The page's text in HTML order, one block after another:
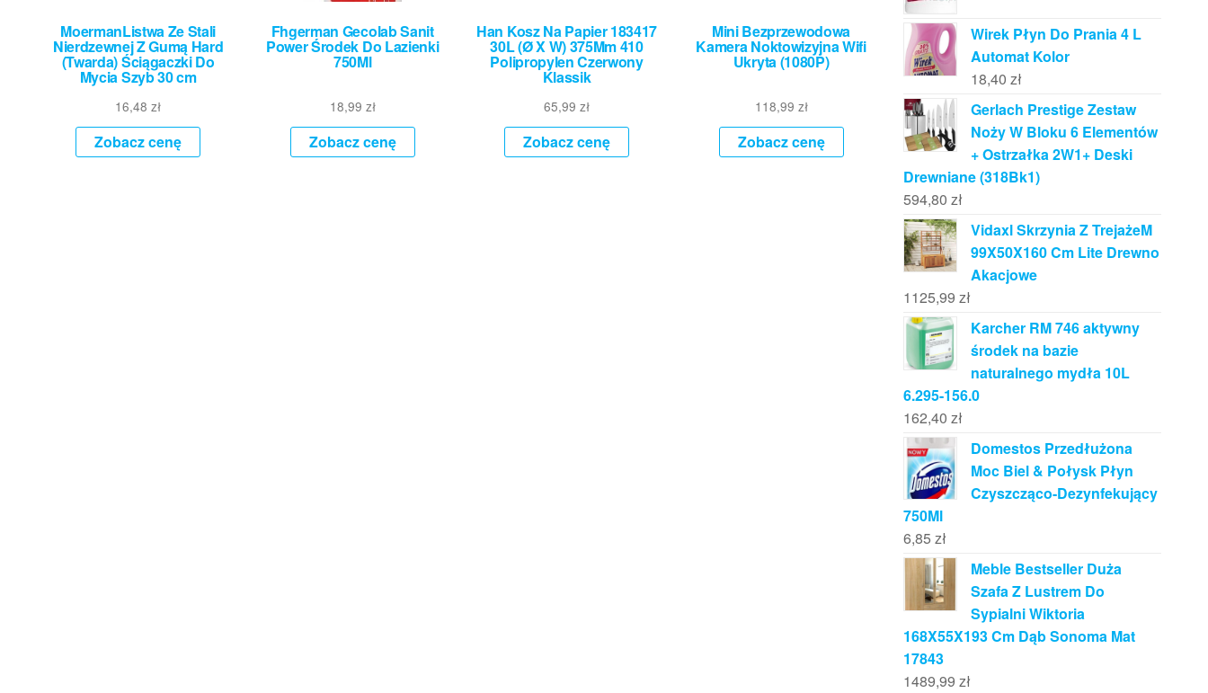
MoermanListwa Ze Stali
Nierdzewnej Z Gumą Hard
(Twarda) Ściągaczki Do
Mycia Szyb 30 cm
16,48zł
Zobacz cenę
Fhgerman Gecolab Sanit
Power Środek Do Lazienki
750Ml
18,99 zł
Zobacz cenę
Han Kosz Na Papier 183417
30L (Ø X W) 375Mm 410
Polipropylen Czerwony
Klassik
65,99zł
Zobacz cenę
Mini Bezprzewodowa
Kamera Noktowizyjna Wifi
Ukryta (1080P)
118,99 zł
Zobacz cenę
Wirek Płyn Do Prania 4 L
Automat Kolor
18,40 zł
Gerlach Prestige Zestaw
Noży W Bloku 6 Elementów
+ Ostrzałka 2W1+ Deski
Drewniane (318Bk1)
594,80 zł
Vidaxl Skrzynia Z TrejażeM
99X50X160 Cm Lite Drewno
Akacjowe
1125,99 zł
Karcher RM 746 aktywny
środek na bazie
naturalnego mydła 10L
6.295-156.0
162,40 zł
Domestos Przedłużona
Moc Biel & Połysk Płyn
Czyszcząco-Dezynfekujący
750Ml
6,85 zł
Meble Bestseller Duża
Szafa Z Lustrem Do
Sypialni Wiktoria
168X55X193 Cm Dąb Sonoma Mat
17843
1489,99 zł